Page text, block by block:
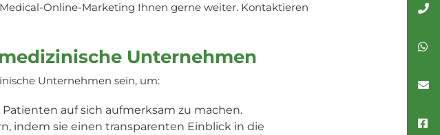
Online-Marketing Ihnen gerne weiter. Kontaktieren
Unternehmen
Unternehmen sein, um:
auf sich aufmerksam zu machen.
indem sie einen transparenten Einblick in die